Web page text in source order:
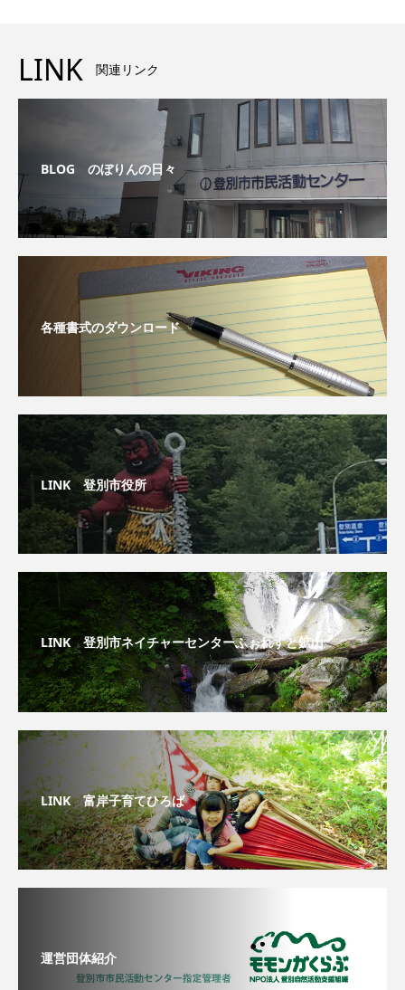
LINK 関連リンク
BLOG のぼりんの日々
各種書式のダウンロード
LINK 登別市役所
LINK 登別市ネイチャーセンターふぉれすと鉱山
LINK 富岸子育てひろば
運営団体紹介